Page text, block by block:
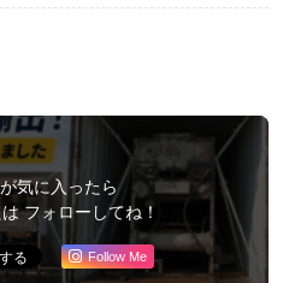
気に入ったら
フォローしてね！
Follow Me